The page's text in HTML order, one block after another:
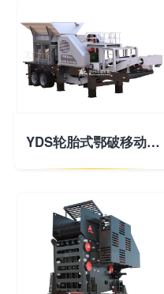
YDS轮胎式鄂破移动破碎站